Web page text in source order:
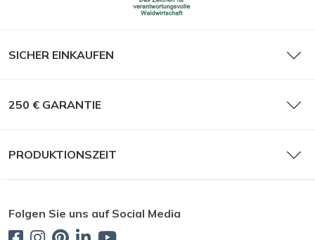
SICHER EINKAUFEN
250 € GARANTIE
PRODUKTIONSZEIT
Folgen Sie uns auf Social Media